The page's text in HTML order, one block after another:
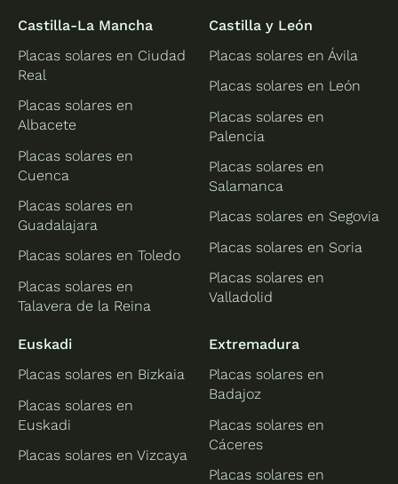
Castilla-La Mancha
Placas solares en Ciudad
Real
Placas solares en
Albacete
Placas solares en
Cuenca
Placas solares en
Guadalajara
Placas solares en Toledo
Placas solares en
Talavera de la Reina
Castilla y León
Placas solares en Ávila
Placas solares en León
Placas solares en
Palencia
Placas solares en
Salamanca
Placas solares en Segovia
Placas solares en Soria
Placas solares en
Valladolid
Euskadi
Placas solares en Bizkaia
Placas solares en
Euskadi
Placas solares en Vizcaya
Extremadura
Placas solares en
Badajoz
Placas solares en
Cáceres
Placas solares en